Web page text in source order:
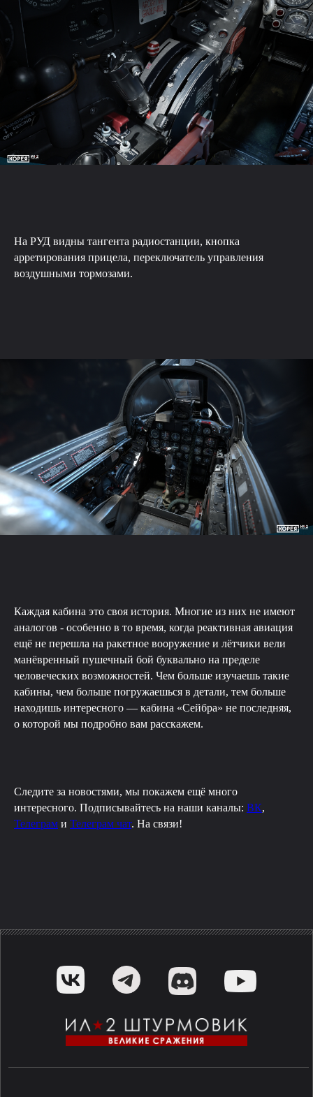
На РУД видны тангента радиостанции, кнопка
арретирования прицела, переключатель управления
воздушными тормозами.
Каждая кабина это своя история. Многие из них не имеют
аналогов - особенно в то время, когда реактивная авиация
ещё не перешла на ракетное вооружение и лётчики вели
манёвренный пушечный бой буквально на пределе
человеческих возможностей. Чем больше изучаешь такие
кабины, чем больше погружаешься в детали, тем больше
находишь интересного — кабина «Сейбра» не последняя,
о которой мы подробно вам расскажем.
Следите за новостями, мы покажем ещё много
интересного. Подписывайтесь на наши каналы: ВК,
Телеграм и Телеграм чат. На связи!